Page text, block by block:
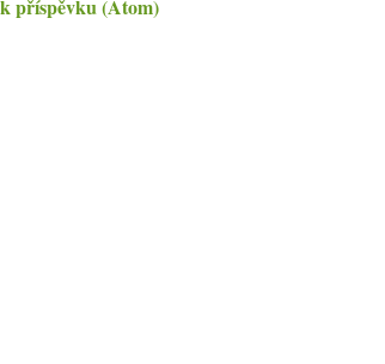
příspěvku (Atom)